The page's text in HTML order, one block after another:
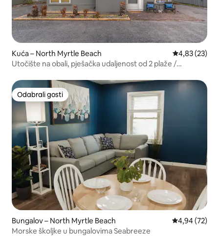
Kuća – North Myrtle Beach Prosječna
4,83 (23)
Utočište na obali, pješačka udaljenost od 2 plaže /
Odabrali gosti
Odabrali gosti
Bungalov – North Myrtle Beach Prosječna
4,94 (72)
Morske školjke u bungalovima Seabreeze